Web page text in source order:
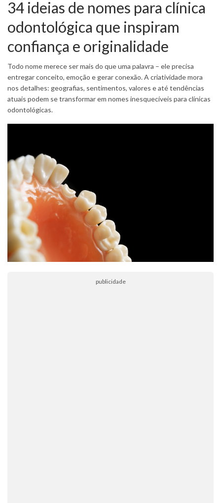
34 ideias de nomes para clínica
odontológica que inspiram
confiança e originalidade
Todo nome merece ser mais do que uma palavra – ele precisa
entregar conceito, emoção e gerar conexão. A criatividade mora
nos detalhes: geografias, sentimentos, valores e até tendências
atuais podem se transformar em nomes inesquecíveis para clínicas
odontológicas.
publicidade